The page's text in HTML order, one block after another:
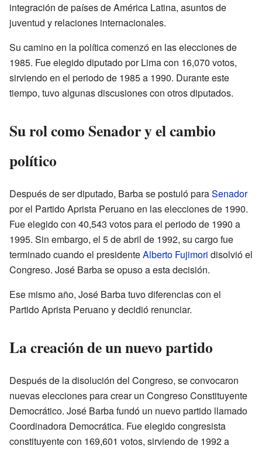
integración de países de América Latina, asuntos de
juventud y relaciones internacionales.
Su camino en la política comenzó en las elecciones de
1985. Fue elegido diputado por Lima con 16,070 votos,
sirviendo en el periodo de 1985 a 1990. Durante este
tiempo, tuvo algunas discusiones con otros diputados.
Su rol como Senador y el cambio
político
Después de ser diputado, Barba se postuló paraSenador
por el Partido Aprista Peruano en las elecciones de 1990.
Fue elegido con 40,543 votos para el periodo de 1990 a
1995. Sin embargo, el 5 de abril de 1992, su cargo fue
terminado cuando el presidenteAlberto Fujimori disolvió el
Congreso. José Barba se opuso a esta decisión.
Ese mismo año, José Barba tuvo diferencias con el
Partido Aprista Peruano y decidió renunciar.
La creación de un nuevo partido
Después de la disolución del Congreso, se convocaron
nuevas elecciones para crear un Congreso Constituyente
Democrático. José Barba fundó un nuevo partido llamado
Coordinadora Democrática. Fue elegido congresista
constituyente con 169,601 votos, sirviendo de 1992 a